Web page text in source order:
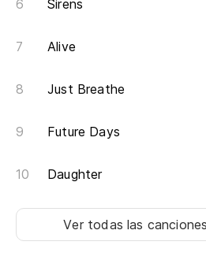
Sirens
Alive
Just Breathe
Future Days
Daughter
Ver todas las canciones